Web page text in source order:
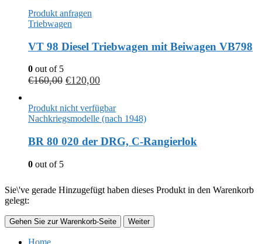
Produkt anfragen
Triebwagen
VT 98 Diesel Triebwagen mit Beiwagen VB798
0 out of 5
€160,00 €120,00
Produkt nicht verfügbar
Nachkriegsmodelle (nach 1948)
BR 80 020 der DRG, C-Rangierlok
0 out of 5
Sie\'ve gerade Hinzugefügt haben dieses Produkt in den Warenkorb
gelegt:
Gehen Sie zur Warenkorb-Seite Weiter
Home